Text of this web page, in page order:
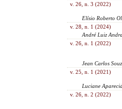
v. 26, n. 3 (2022)
Elísio Roberto
v. 28, n. 1 (2024)
André Luiz
v. 26, n. 1 (2022)
Jean Carlos
v. 25, n. 1 (2021)
Luciane
v. 26, n. 2 (2022)